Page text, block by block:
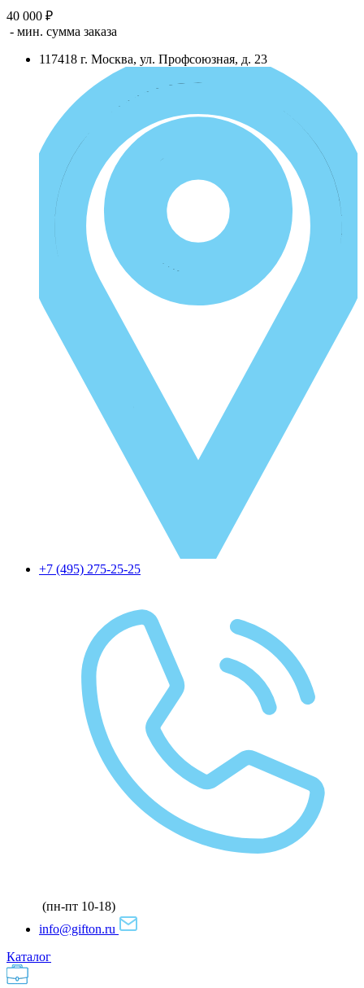
40 000 ₽
- мин. сумма заказа
117418 г. Москва, ул. Профсоюзная, д. 23
+7 (495) 275-25-25
(пн-пт 10-18)
info@gifton.ru
Каталог